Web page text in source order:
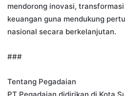
mendorong inovasi,
keuangan guna mendukung
nasional secara berkelanjutan.
###
Tentang Pegadaian